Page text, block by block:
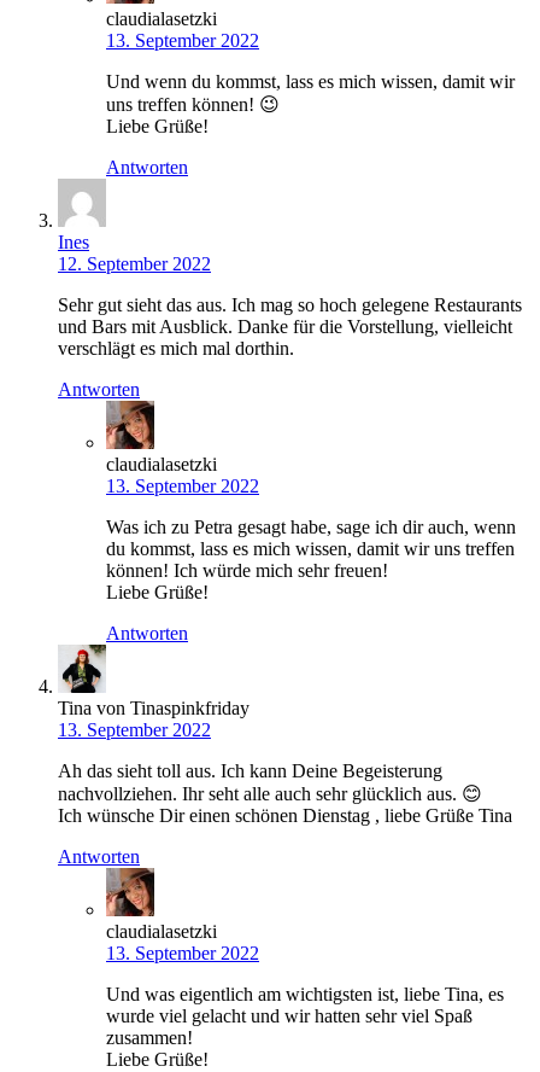
claudialasetzki
13. September 2022
Und wenn du kommst, lass es mich wissen, damit wir
uns treffen können! 😉
Liebe Grüße!
Antworten
Ines
12. September 2022
Sehr gut sieht das aus. Ich mag so hoch gelegene Restaurants
und Bars mit Ausblick. Danke für die Vorstellung, vielleicht
verschlägt es mich mal dorthin.
Antworten
claudialasetzki
13. September 2022
Was ich zu Petra gesagt habe, sage ich dir auch, wenn
du kommst, lass es mich wissen, damit wir uns treffen
können! Ich würde mich sehr freuen!
Liebe Grüße!
Antworten
Tina von Tinaspinkfriday
13. September 2022
Ah das sieht toll aus. Ich kann Deine Begeisterung
nachvollziehen. Ihr seht alle auch sehr glücklich aus. 😊
Ich wünsche Dir einen schönen Dienstag , liebe Grüße Tina
Antworten
claudialasetzki
13. September 2022
Und was eigentlich am wichtigsten ist, liebe Tina, es
wurde viel gelacht und wir hatten sehr viel Spaß
zusammen!
Liebe Grüße!